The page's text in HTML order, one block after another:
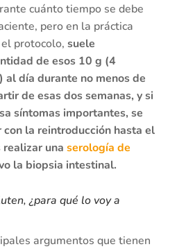
cuánto tiempo se debe
pero en la práctica
protocolo, suele
de esos 10 g (4
al día durante no menos de
de esas dos semanas, y si
síntomas importantes, se
con la reintroducción hasta el
una serología de
la biopsia intestinal.
¿para qué lo voy a
argumentos que tienen